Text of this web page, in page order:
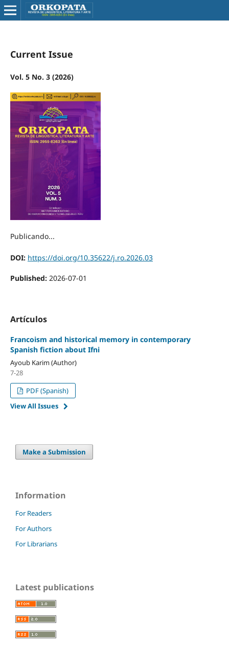
Current Issue
Vol. 5 No. 3 (2026)
Publicando...
DOI: https://doi.org/10.35622/j.ro.2026.03
Published: 2026-07-01
Artículos
Francoism and historical memory in contemporary
Spanish fiction about Ifni
Ayoub Karim (Author)
7-28
PDF (Spanish)
View All Issues
Make a Submission
Information
For Readers
For Authors
For Librarians
Latest publications